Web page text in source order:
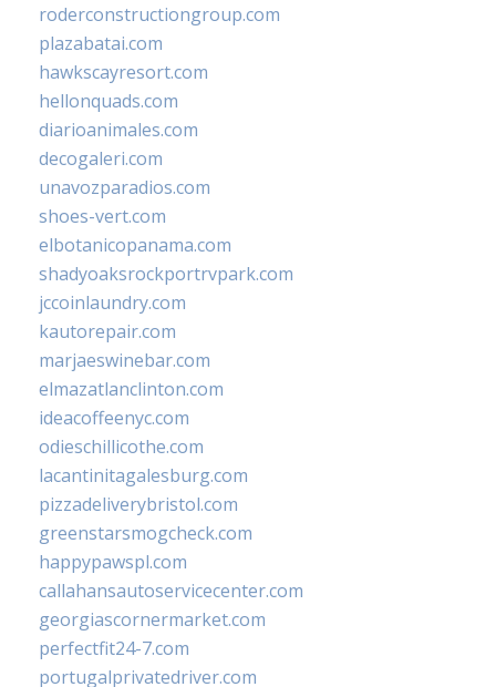
roderconstructiongroup.com
plazabatai.com
hawkscayresort.com
hellonquads.com
diarioanimales.com
decogaleri.com
unavozparadios.com
shoes-vert.com
elbotanicopanama.com
shadyoaksrockportrvpark.com
jccoinlaundry.com
kautorepair.com
marjaeswinebar.com
elmazatlanclinton.com
ideacoffeenyc.com
odieschillicothe.com
lacantinitagalesburg.com
pizzadeliverybristol.com
greenstarsmogcheck.com
happypawspl.com
callahansautoservicecenter.com
georgiascornermarket.com
perfectfit24-7.com
portugalprivatedriver.com